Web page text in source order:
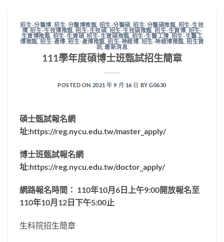
招生-分醫博, 招生-分醫博推甄, 招生-分醫碩 ,招生-分醫碩推甄, 招生-生技
博,招生-生技博推甄, 招生-生技碩 招生-生技碩推甄,招生-生資博, 招生-
生資博推甄, 招生-生資碩 ,招生-生資碩推甄, 招生-生醫工博, 招生-生醫工
博推甄,招生-產博, 招生-產博推甄, 招生-神經博, 招生-神經博推甄,招生資
訊 ,最新消息
111學年度碩博士班甄試招生簡章
POSTED ON 2021 年 9 月 16 日 BYG0630
碩士甄試報名網
址:https://reg.nycu.edu.tw/master_apply/
博士班甄試報名網
址:https://reg.nycu.edu.tw/doctor_apply/
網路報名時間： 110年10月6日上午9:00開放報名至
110年10月12日下午5:00止
生科院招生簡章